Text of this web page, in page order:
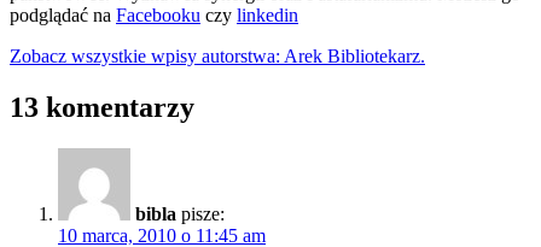
podglądać na Facebooku czy linkedin
Zobacz wszystkie wpisy autorstwa: Arek Bibliotekarz.
13 komentarzy
bibla pisze:
10 marca, 2010 o 11:45 am